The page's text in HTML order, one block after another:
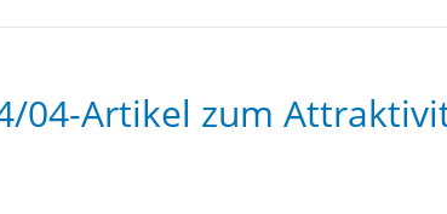
04-Artikel zum